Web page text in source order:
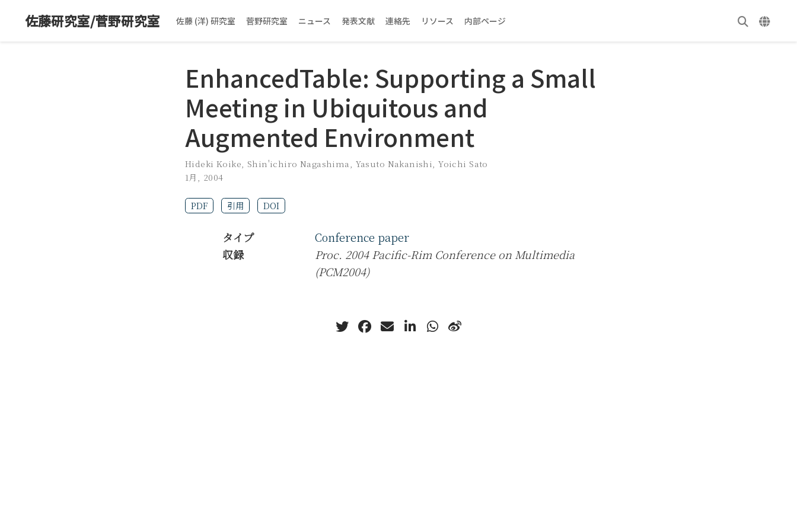
佐藤研究室/菅野研究室 佐藤 (洋) 研究室 菅野研究室 ニュース 発表文献 連絡先 リソース 内部ページ
EnhancedTable: Supporting a Small
Meeting in Ubiquitous and
Augmented Environment
Hideki Koike, Shin'ichiro Nagashima, Yasuto Nakanishi,Yoichi Sato
1月, 2004
PDF 引用 DOI
タイプ
Conference paper
収録
Proc. 2004 Pacific-Rim Conference on Multimedia
(PCM2004)